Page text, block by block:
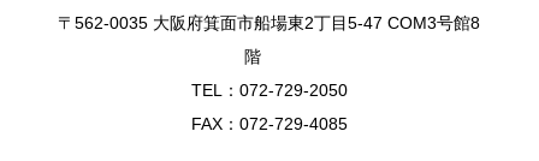
〒562-0035 大阪府箕面市船場東2丁目5-47 COM3号館8
階
TEL：072-729-2050
FAX：072-729-4085